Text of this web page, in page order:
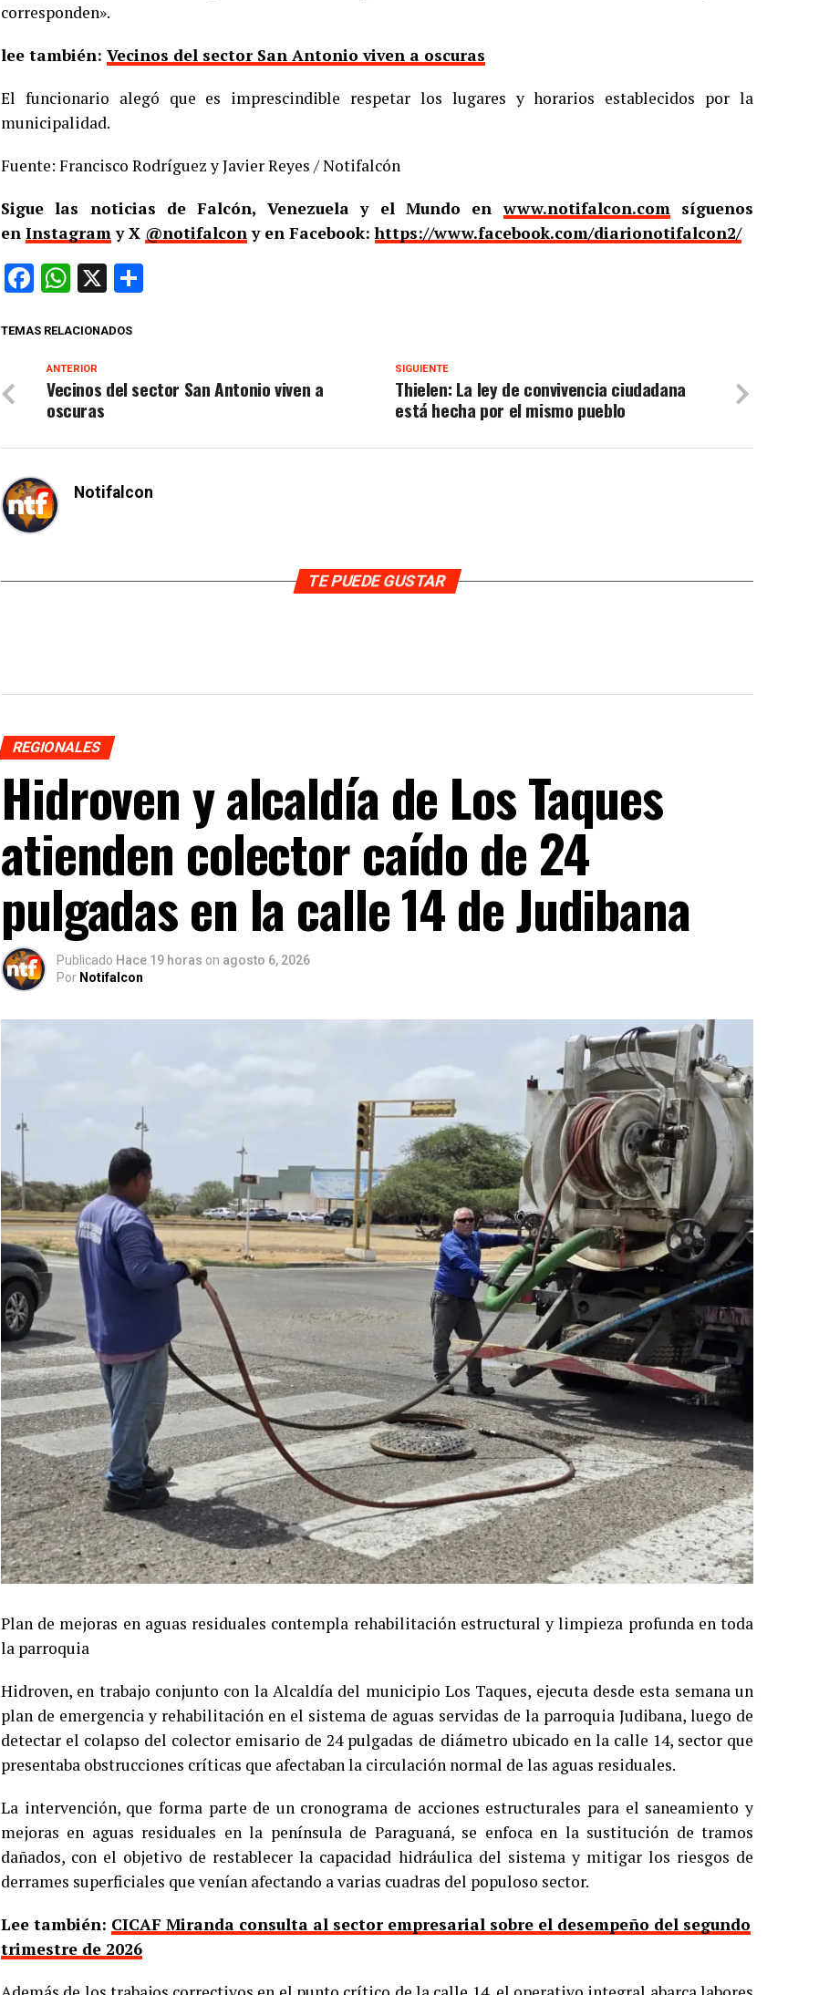
corresponden».
lee también: Vecinos del sector San Antonio viven a oscuras
El funcionario alegó que es imprescindible respetar los lugares y horarios establecidos por la
municipalidad.
Fuente: Francisco Rodríguez y Javier Reyes / Notifalcón
Sigue las noticias de Falcón, Venezuela y el Mundo enwww.notifalcon.comsíguenos
en Instagramy X @notifalcony en Facebook:https://www.facebook.com/diarionotifalcon2/
Facebook
WhatsApp
X
TEMAS RELACIONADOS
SIGUIENTE
Thielen: La ley de convivencia ciudadana
está hecha por el mismo pueblo
ANTERIOR
Vecinos del sector San Antonio viven a
oscuras
Notifalcon
TE PUEDE GUSTAR
REGIONALES
Hidroven y alcaldía de Los Taques
atienden colector caído de 24
pulgadas en la calle 14 de Judibana
Publicado Hace 19 horas on agosto 6, 2026
Por Notifalcon
Plan de mejoras en aguas residuales contempla rehabilitación estructural y limpieza profunda en toda
la parroquia
Hidroven, en trabajo conjunto con la Alcaldía del municipio Los Taques, ejecuta desde esta semana un
plan de emergencia y rehabilitación en el sistema de aguas servidas de la parroquia Judibana, luego de
detectar el colapso del colector emisario de 24 pulgadas de diámetro ubicado en la calle 14, sector que
presentaba obstrucciones críticas que afectaban la circulación normal de las aguas residuales.
La intervención, que forma parte de un cronograma de acciones estructurales para el saneamiento y
mejoras en aguas residuales en la península de Paraguaná, se enfoca en la sustitución de tramos
dañados, con el objetivo de restablecer la capacidad hidráulica del sistema y mitigar los riesgos de
derrames superficiales que venían afectando a varias cuadras del populoso sector.
Lee también: CICAF Miranda consulta al sector empresarial sobre el desempeño del segundo
trimestre de 2026